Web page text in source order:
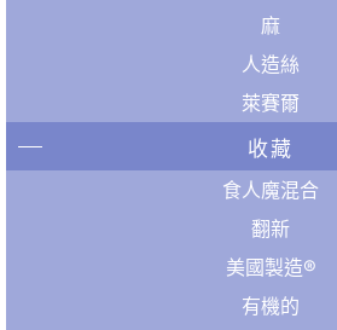
麻
人造絲
萊賽爾
收藏
食人魔混合
翻新
美國製造®
有機的